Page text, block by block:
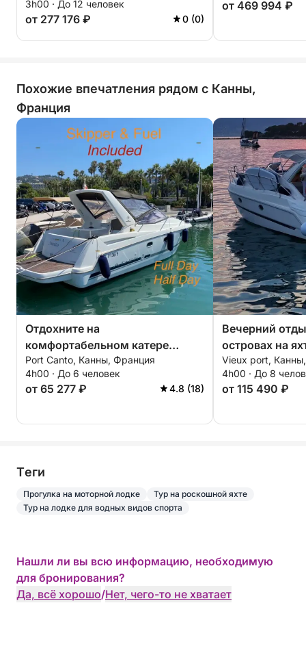
системе «все включено».
3h00 · До 12 человек
от 277 176 ₽ 0 (0)
включено».
от 469 994 ₽
Похожие впечатления рядом с Канны,
Франция
Отдохните на
комфортабельном катере
вокруг Леринских островов в
течение 4 часов. Специальная
скидка для пар!
Port Canto, Канны, Франция
4h00 · До 6 человек
от 65 277 ₽ 4.8 (18)
Вечерний
островах на
Vieux port,
4h00 · До 8
от 115 490 ₽
Tеги
Прогулка на моторной лодке
Тур на роскошной яхте
Тур на лодке для водных видов спорта
Нашли ли вы всю информацию, необходимую
для бронирования?
Да, всё хорошо/Нет, чего-то не хватает